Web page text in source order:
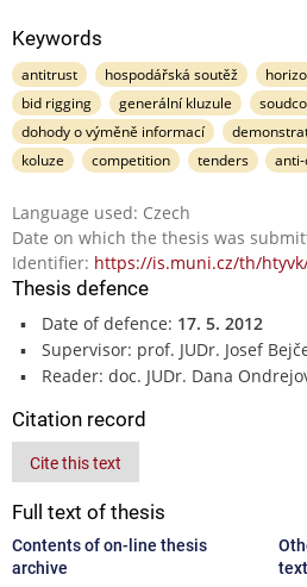
Keywords
antitrust hospodářská soutěž
bid rigging
generální kluzule
dohody o výměně informací
koluze
competition tenders
Language used: Czech
Date on which the thesis was
Identifier: https://is.muni.cz/th/
Thesis defence
Date of defence: 17. 5. 2012
Supervisor: prof. JUDr. Josef
Reader: doc. JUDr. Dana
Citation record
Cite this text
Full text of thesis
Contents of on-line thesis
archive
text